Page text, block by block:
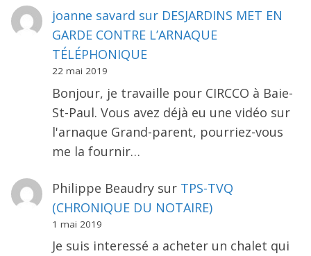
joanne savard sur DESJARDINS MET EN
GARDE CONTRE L’ARNAQUE
TÉLÉPHONIQUE
22 mai 2019
Bonjour, je travaille pour CIRCCO à Baie-
St-Paul. Vous avez déjà eu une vidéo sur
l'arnaque Grand-parent, pourriez-vous
me la fournir…
Philippe Beaudrysur TPS-TVQ
(CHRONIQUE DU NOTAIRE)
1 mai 2019
Je suis interessé a acheter un chalet qui